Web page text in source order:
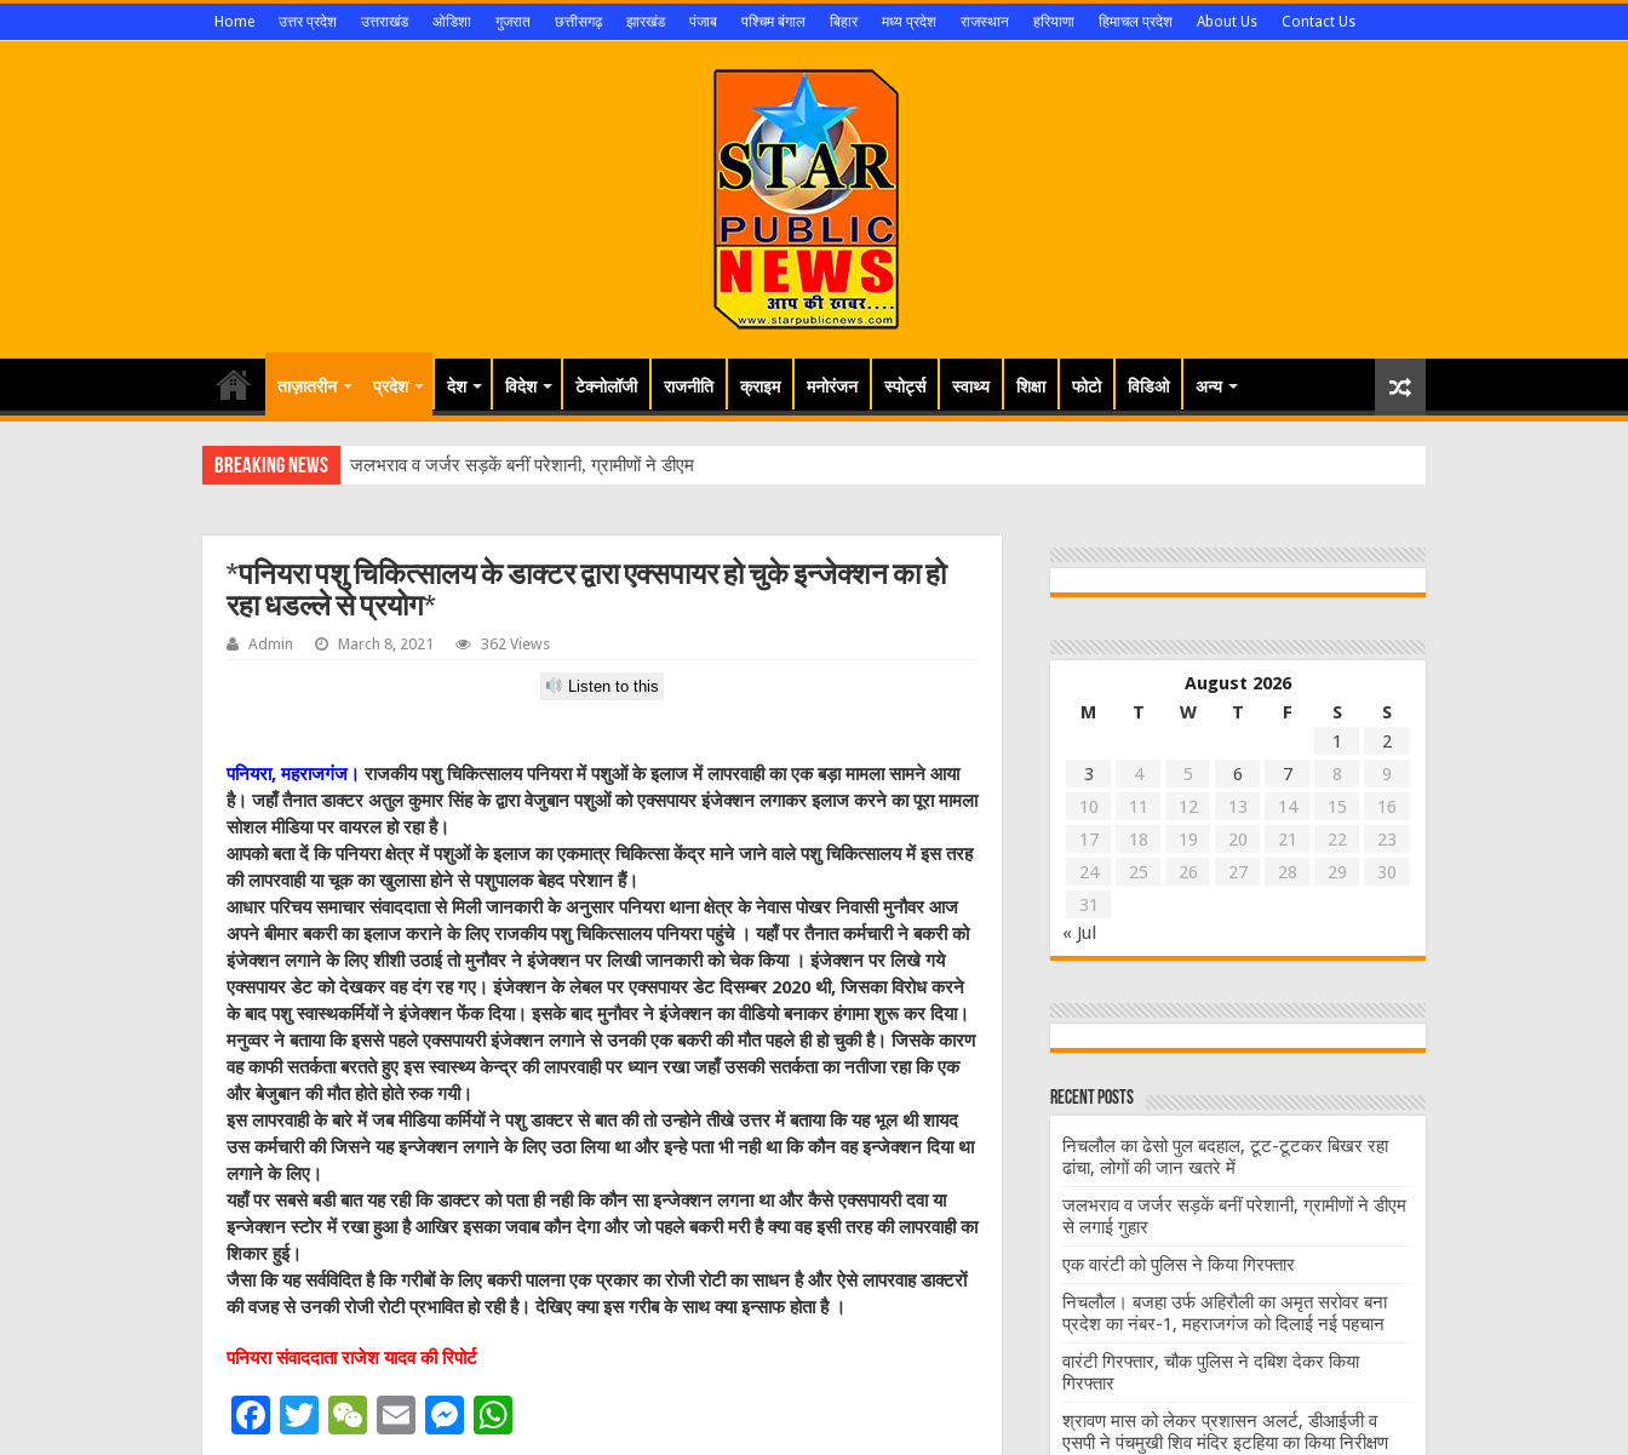
Home उत्तर प्रदेश उत्तराखंड ओडिशा गुजरात छत्तीसगढ़ झारखंड पंजाब पश्चिम बंगाल बिहार मध्य प्रदेश राजस्थान हरियाणा हिमाचल प्रदेश About Us Contact Us
ताज़ातरीन प्रदेश देश विदेश टेक्नोलॉजी राजनीति क्राइम मनोरंजन स्पोर्ट्स स्वाथ्य शिक्षा फोटो विडिओ अन्य
Breaking News जलभराव व जर्जर सड़कें बनीं परेशानी, ग्रामीणों ने डीएम से लगाई गुहार
*पनियरा पशु चिकित्सालय के डाक्टर द्वारा एक्सपायर हो चुके इन्जेक्शन का हो
रहा धडल्ले से प्रयोग*
Admin March 8, 2021 362 Views
Listen to this
पनियरा, महराजगंज। राजकीय पशु चिकित्सालय पनियरा में पशुओं के इलाज में लापरवाही का एक बड़ा मामला सामने आया
है। जहाँ तैनात डाक्टर अतुल कुमार सिंह के द्वारा वेजुबान पशुओं को एक्सपायर इंजेक्शन लगाकर इलाज करने का पूरा मामला
सोशल मीडिया पर वायरल हो रहा है।
आपको बता दें कि पनियरा क्षेत्र में पशुओं के इलाज का एकमात्र चिकित्सा केंद्र माने जाने वाले पशु चिकित्सालय में इस तरह
की लापरवाही या चूक का खुलासा होने से पशुपालक बेहद परेशान हैं।
आधार परिचय समाचार संवाददाता से मिली जानकारी के अनुसार पनियरा थाना क्षेत्र के नेवास पोखर निवासी मुनौवर आज
अपने बीमार बकरी का इलाज कराने के लिए राजकीय पशु चिकित्सालय पनियरा पहुंचे । यहाँ पर तैनात कर्मचारी ने बकरी को
इंजेक्शन लगाने के लिए शीशी उठाई तो मुनौवर ने इंजेक्शन पर लिखी जानकारी को चेक किया । इंजेक्शन पर लिखे गये
एक्सपायर डेट को देखकर वह दंग रह गए। इंजेक्शन के लेबल पर एक्सपायर डेट दिसम्बर 2020 थी, जिसका विरोध करने
के बाद पशु स्वास्थकर्मियों ने इंजेक्शन फेंक दिया। इसके बाद मुनौवर ने इंजेक्शन का वीडियो बनाकर हंगामा शुरू कर दिया।
मनुव्वर ने बताया कि इससे पहले एक्सपायरी इंजेक्शन लगाने से उनकी एक बकरी की मौत पहले ही हो चुकी है। जिसके कारण
वह काफी सतर्कता बरतते हुए इस स्वास्थ्य केन्द्र की लापरवाही पर ध्यान रखा जहाँ उसकी सतर्कता का नतीजा रहा कि एक
और बेजुबान की मौत होते होते रुक गयी।
इस लापरवाही के बारे में जब मीडिया कर्मियों ने पशु डाक्टर से बात की तो उन्होने तीखे उत्तर में बताया कि यह भूल थी शायद
उस कर्मचारी की जिसने यह इन्जेक्शन लगाने के लिए उठा लिया था और इन्हे पता भी नही था कि कौन वह इन्जेक्शन दिया था
लगाने के लिए।
यहाँ पर सबसे बडी बात यह रही कि डाक्टर को पता ही नही कि कौन सा इन्जेक्शन लगना था और कैसे एक्सपायरी दवा या
इन्जेक्शन स्टोर में रखा हुआ है आखिर इसका जवाब कौन देगा और जो पहले बकरी मरी है क्या वह इसी तरह की लापरवाही का
शिकार हुई।
जैसा कि यह सर्वविदित है कि गरीबों के लिए बकरी पालना एक प्रकार का रोजी रोटी का साधन है और ऐसे लापरवाह डाक्टरों
की वजह से उनकी रोजी रोटी प्रभावित हो रही है। देखिए क्या इस गरीब के साथ क्या इन्साफ होता है ।
पनियरा संवाददाता राजेश यादव की रिपोर्ट
F
T
W
E
M
August 2026
M
T W T F S
S
1
2
3
4 5 6 7 8
9
10
11 12 13 14 15
16
17
18 19 20 21 22
23
24
25 26 27 28 29
30
31
« Jul
Recent Posts
निचलौल का ढेसो पुल बदहाल, टूट-टूटकर बिखर रहा
ढांचा, लोगों की जान खतरे में
जलभराव व जर्जर सड़कें बनीं परेशानी, ग्रामीणों ने डीएम
से लगाई गुहार
एक वारंटी को पुलिस ने किया गिरफ्तार
निचलौल। बजहा उर्फ अहिरौली का अमृत सरोवर बना
प्रदेश का नंबर-1, महराजगंज को दिलाई नई पहचान
वारंटी गिरफ्तार, चौक पुलिस ने दबिश देकर किया
गिरफ्तार
श्रावण मास को लेकर प्रशासन अलर्ट, डीआईजी व
एसपी ने पंचमुखी शिव मंदिर इटहिया का किया निरीक्षण